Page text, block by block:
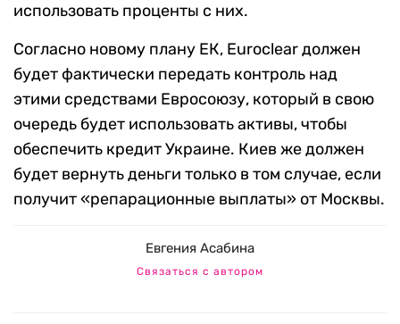
использовать проценты с них.
Согласно новому плану ЕК, Euroclear должен
будет фактически передать контроль над
этими средствами Евросоюзу, который в свою
очередь будет использовать активы, чтобы
обеспечить кредит Украине. Киев же должен
будет вернуть деньги только в том случае, если
получит «репарационные выплаты» от Москвы.
Евгения Асабина
Связаться с автором